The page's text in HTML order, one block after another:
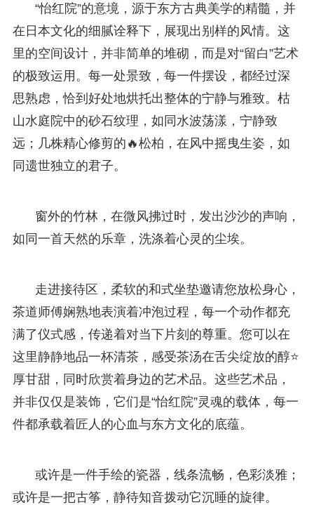
“怡红院”的意境，源于东方古典美学的精髓，并
在日本文化的细腻诠释下，展现出别样的风情。这
里的空间设计，并非简单的堆砌，而是对“留白”艺术
的极致运用。每一处景致，每一件摆设，都经过深
思熟虑，恰到好处地烘托出整体的宁静与雅致。枯
山水庭院中的砂石纹理，如同水波荡漾，宁静致
远；几株精心修剪的🔥松柏，在风中摇曳生姿，如
同遗世独立的君子。
窗外的竹林，在微风拂过时，发出沙沙的声响，
如同一首天然的乐章，洗涤着心灵的尘埃。
走进接待区，柔软的和式坐垫邀请您放松身心，
茶道师傅娴熟地表演着冲泡过程，每一个动作都充
满了仪式感，传递着对当下片刻的尊重。您可以在
这里静静地品一杯清茶，感受茶汤在舌尖绽放的醇⭐
厚甘甜，同时欣赏着身边的艺术品。这些艺术品，
并非仅仅是装饰，它们是“怡红院”灵魂的载体，每一
件都承载着匠人的心血与东方文化的底蕴。
或许是一件手绘的瓷器，线条流畅，色彩淡雅；
或许是一把古筝，静待知音拨动它沉睡的旋律。